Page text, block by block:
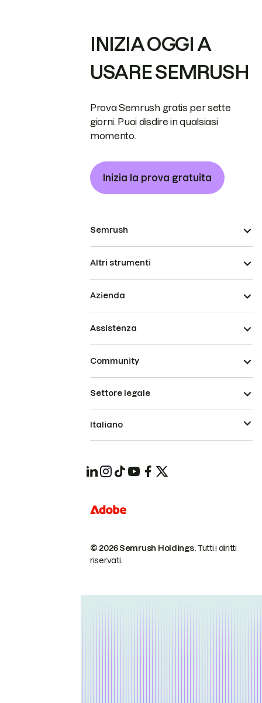
INIZIA OGGI A
USARE SEMRUSH
Prova Semrush gratis per sette
giorni. Puoi disdire in qualsiasi
momento.
Inizia la prova gratuita
Semrush
Altri strumenti
Azienda
Assistenza
Community
© 2026 Semrush Holdings.Tutti i diritti
riservati.
Settore legale
Italiano